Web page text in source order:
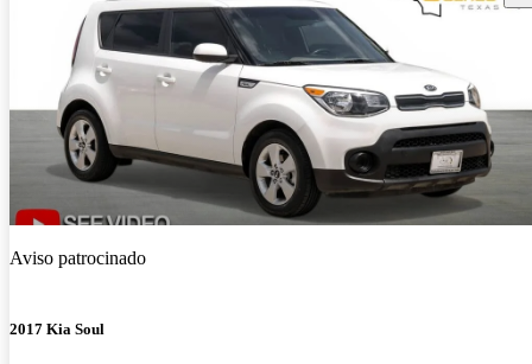
Aviso patrocinado
2017 Kia Soul